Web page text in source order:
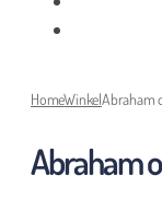
HomeWinkelAbraham
Abraham